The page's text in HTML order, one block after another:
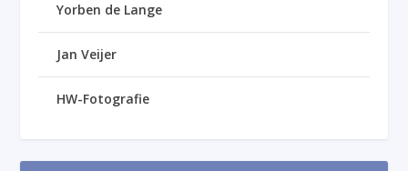
Yorben de Lange
Jan Veijer
HW-Fotografie